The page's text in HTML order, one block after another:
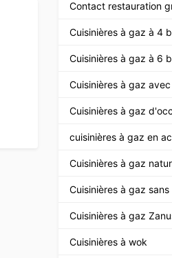
Contact restauration
Cuisinières à gaz à 4
Cuisinières à gaz à 6
Cuisinières à gaz
Cuisinières à gaz
cuisinières à gaz en
Cuisinières à gaz
Cuisinières à gaz
Cuisinières à gaz
Cuisinières à wok